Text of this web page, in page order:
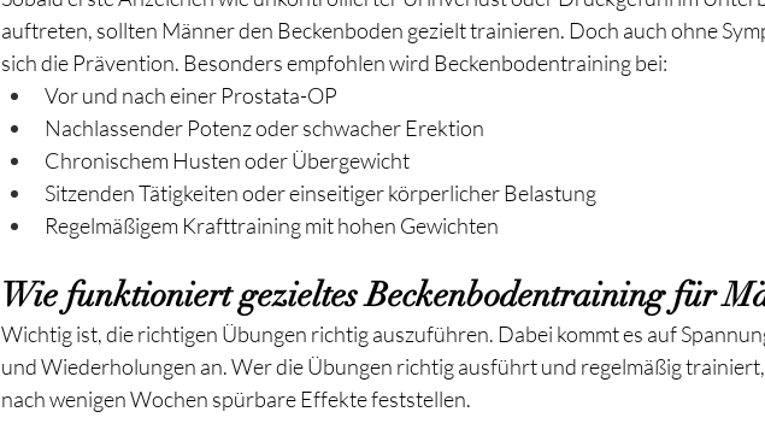
auftreten, sollten Männer den Beckenboden gezielt trainieren. Doch auch ohne
sich die Prävention. Besonders empfohlen wird Beckenbodentraining bei:
Vor und nach einer Prostata-OP
Nachlassender Potenz oder schwacher Erektion
Chronischem Husten oder Übergewicht
Sitzenden Tätigkeiten oder einseitiger körperlicher Belastung
Regelmäßigem Krafttraining mit hohen Gewichten
Wie funktioniert gezieltes Beckenbodentraining für
Wichtig ist, die richtigen Übungen richtig auszuführen. Dabei kommt es auf
und Wiederholungen an. Wer die Übungen richtig ausführt und regelmäßig
nach wenigen Wochen spürbare Effekte feststellen.